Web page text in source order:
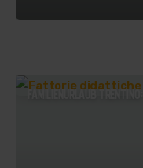
FAMILIENURLAUB